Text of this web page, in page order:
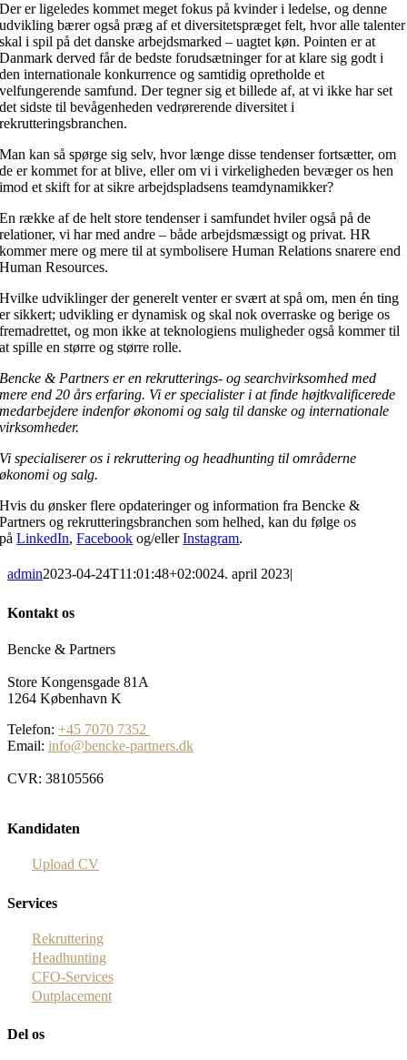
Der er ligeledes kommet meget fokus på kvinder i ledelse, og denne
udvikling bærer også præg af et diversitetspræget felt, hvor alle talenter
skal i spil på det danske arbejdsmarked – uagtet køn. Pointen er at
Danmark derved får de bedste forudsætninger for at klare sig godt i
den internationale konkurrence og samtidig opretholde et
velfungerende samfund. Der tegner sig et billede af, at vi ikke har set
det sidste til bevågenheden vedrørerende diversitet i
rekrutteringsbranchen.
Man kan så spørge sig selv, hvor længe disse tendenser fortsætter, om
de er kommet for at blive, eller om vi i virkeligheden bevæger os hen
imod et skift for at sikre arbejdspladsens teamdynamikker?
En række af de helt store tendenser i samfundet hviler også på de
relationer, vi har med andre – både arbejdsmæssigt og privat. HR
kommer mere og mere til at symbolisere Human Relations snarere end
Human Resources.
Hvilke udviklinger der generelt venter er svært at spå om, men én ting
er sikkert; udvikling er dynamisk og skal nok overraske og berige os
fremadrettet, og mon ikke at teknologiens muligheder også kommer til
at spille en større og større rolle.
Bencke & Partners er en rekrutterings- og searchvirksomhed med
mere end 20 års erfaring. Vi er specialister i at finde højtkvalificerede
medarbejdere indenfor økonomi og salg til danske og internationale
virksomheder.
Vi specialiserer os i rekruttering og headhunting til områderne
økonomi og salg.
Hvis du ønsker flere opdateringer og information fra Bencke &
Partners og rekrutteringsbranchen som helhed, kan du følge os
påLinkedIn,Facebook og/ellerInstagram.
admin2023-04-24T11:01:48+02:0024. april 2023|
Kontakt os
Bencke & Partners
Store Kongensgade 81A
1264 København K
Telefon: +45 7070 7352
Email: info@bencke-partners.dk
CVR: 38105566
Kandidaten
Upload CV
Services
Rekruttering
Headhunting
CFO-Services
Outplacement
Del os